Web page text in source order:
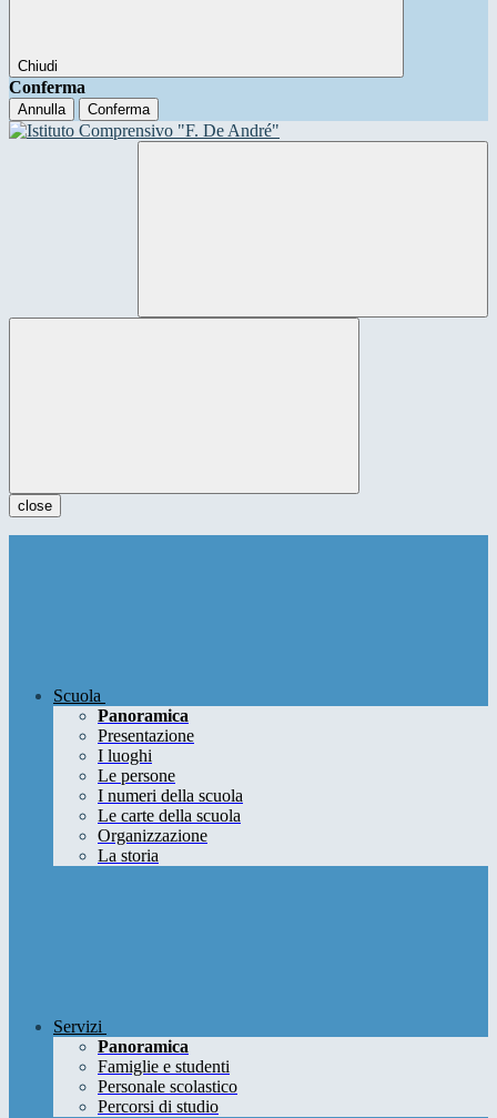
Chiudi
Conferma
Annulla Conferma
close
Scuola
Panoramica
Presentazione
I luoghi
Le persone
I numeri della scuola
Le carte della scuola
Organizzazione
La storia
Servizi
Panoramica
Famiglie e studenti
Personale scolastico
Percorsi di studio